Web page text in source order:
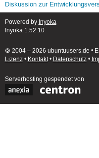
Diskussion zur
Powered by Inyoka
Inyoka 1.52.10
🄯 2004 – 2026 ubuntuusers.de •
Lizenz• Kontakt• Datenschutz•
Serverhosting gespendet von